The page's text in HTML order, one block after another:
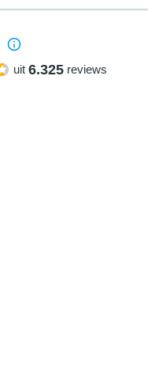
uit 6.325 reviews